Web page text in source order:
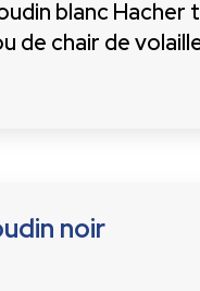
blanc Hacher
de chair de
noir